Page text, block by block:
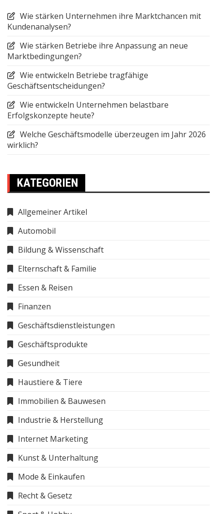
Wie stärken Unternehmen ihre Marktchancen mit
Kundenanalysen?
Wie stärken Betriebe ihre Anpassung an neue
Marktbedingungen?
Wie entwickeln Betriebe tragfähige
Geschäftsentscheidungen?
Wie entwickeln Unternehmen belastbare
Erfolgskonzepte heute?
Welche Geschäftsmodelle überzeugen im Jahr 2026
wirklich?
KATEGORIEN
Allgemeiner Artikel
Automobil
Bildung & Wissenschaft
Elternschaft & Familie
Essen & Reisen
Finanzen
Geschäftsdienstleistungen
Geschäftsprodukte
Gesundheit
Haustiere & Tiere
Immobilien & Bauwesen
Industrie & Herstellung
Internet Marketing
Kunst & Unterhaltung
Mode & Einkaufen
Recht & Gesetz